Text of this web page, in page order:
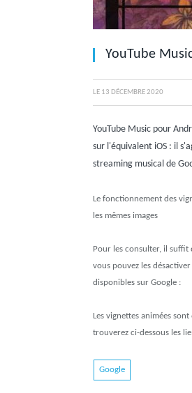
YouTube
LE 13 DÉCEMBRE 2020
YouTube Music pour
sur l'équivalent iOS : il
streaming musical de
Le fonctionnement des
les mêmes images
Pour les consulter, il suffit
vous pouvez les
disponibles sur Google :
Les vignettes animées
trouverez ci-dessous les
Google